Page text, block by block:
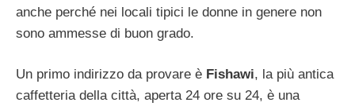
anche perché nei locali tipici le donne in genere non
sono ammesse di buon grado.
Un primo indirizzo da provare è Fishawi, la più antica
caffetteria della città, aperta 24 ore su 24, è una